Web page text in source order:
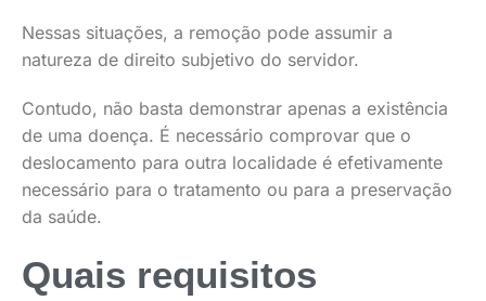
Nessas situações, a remoção pode assumir a
natureza de direito subjetivo do servidor.
Contudo, não basta demonstrar apenas a existência
de uma doença. É necessário comprovar que o
deslocamento para outra localidade é efetivamente
necessário para o tratamento ou para a preservação
da saúde.
Quais requisitos